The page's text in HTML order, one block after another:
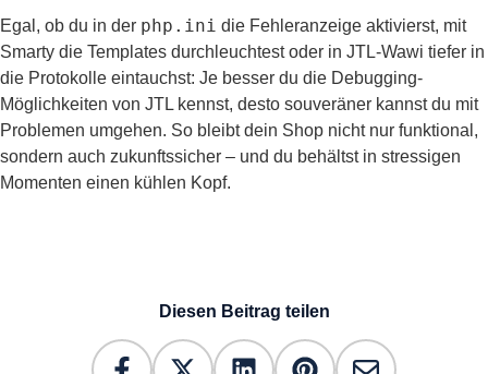
Egal, ob du in der php.ini die Fehleranzeige aktivierst, mit
Smarty die Templates durchleuchtest oder in JTL-Wawi tiefer in
die Protokolle eintauchst: Je besser du die Debugging-
Möglichkeiten von JTL kennst, desto souveräner kannst du mit
Problemen umgehen. So bleibt dein Shop nicht nur funktional,
sondern auch zukunftssicher – und du behältst in stressigen
Momenten einen kühlen Kopf.
Diesen Beitrag teilen